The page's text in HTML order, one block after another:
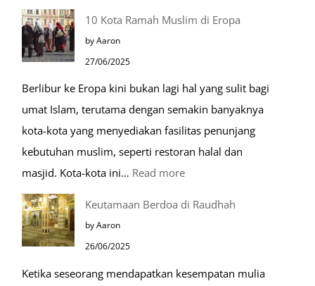
Tiga
Makam
Mulia
Masjid
Nabawi
10 Kota Ramah Muslim di Eropa
by Aaron
27/06/2025
Berlibur ke Eropa kini bukan lagi hal yang sulit bagi
umat Islam, terutama dengan semakin banyaknya
kota-kota yang menyediakan fasilitas penunjang
kebutuhan muslim, seperti restoran halal dan
masjid. Kota-kota ini… Read more:
di
Keutamaan Berdoa di Raudhah
by Aaron
26/06/2025
Ketika seseorang mendapatkan kesempatan mulia